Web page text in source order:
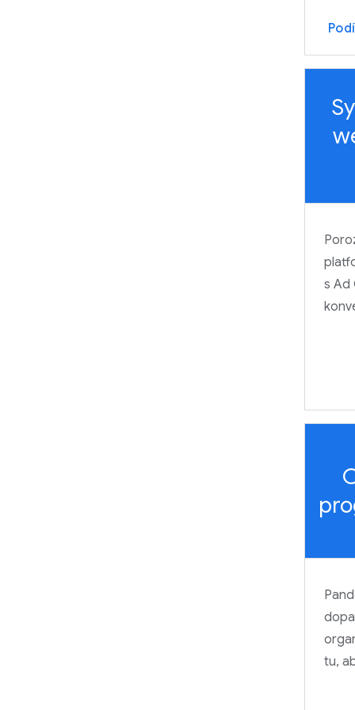
s Ad
tu,